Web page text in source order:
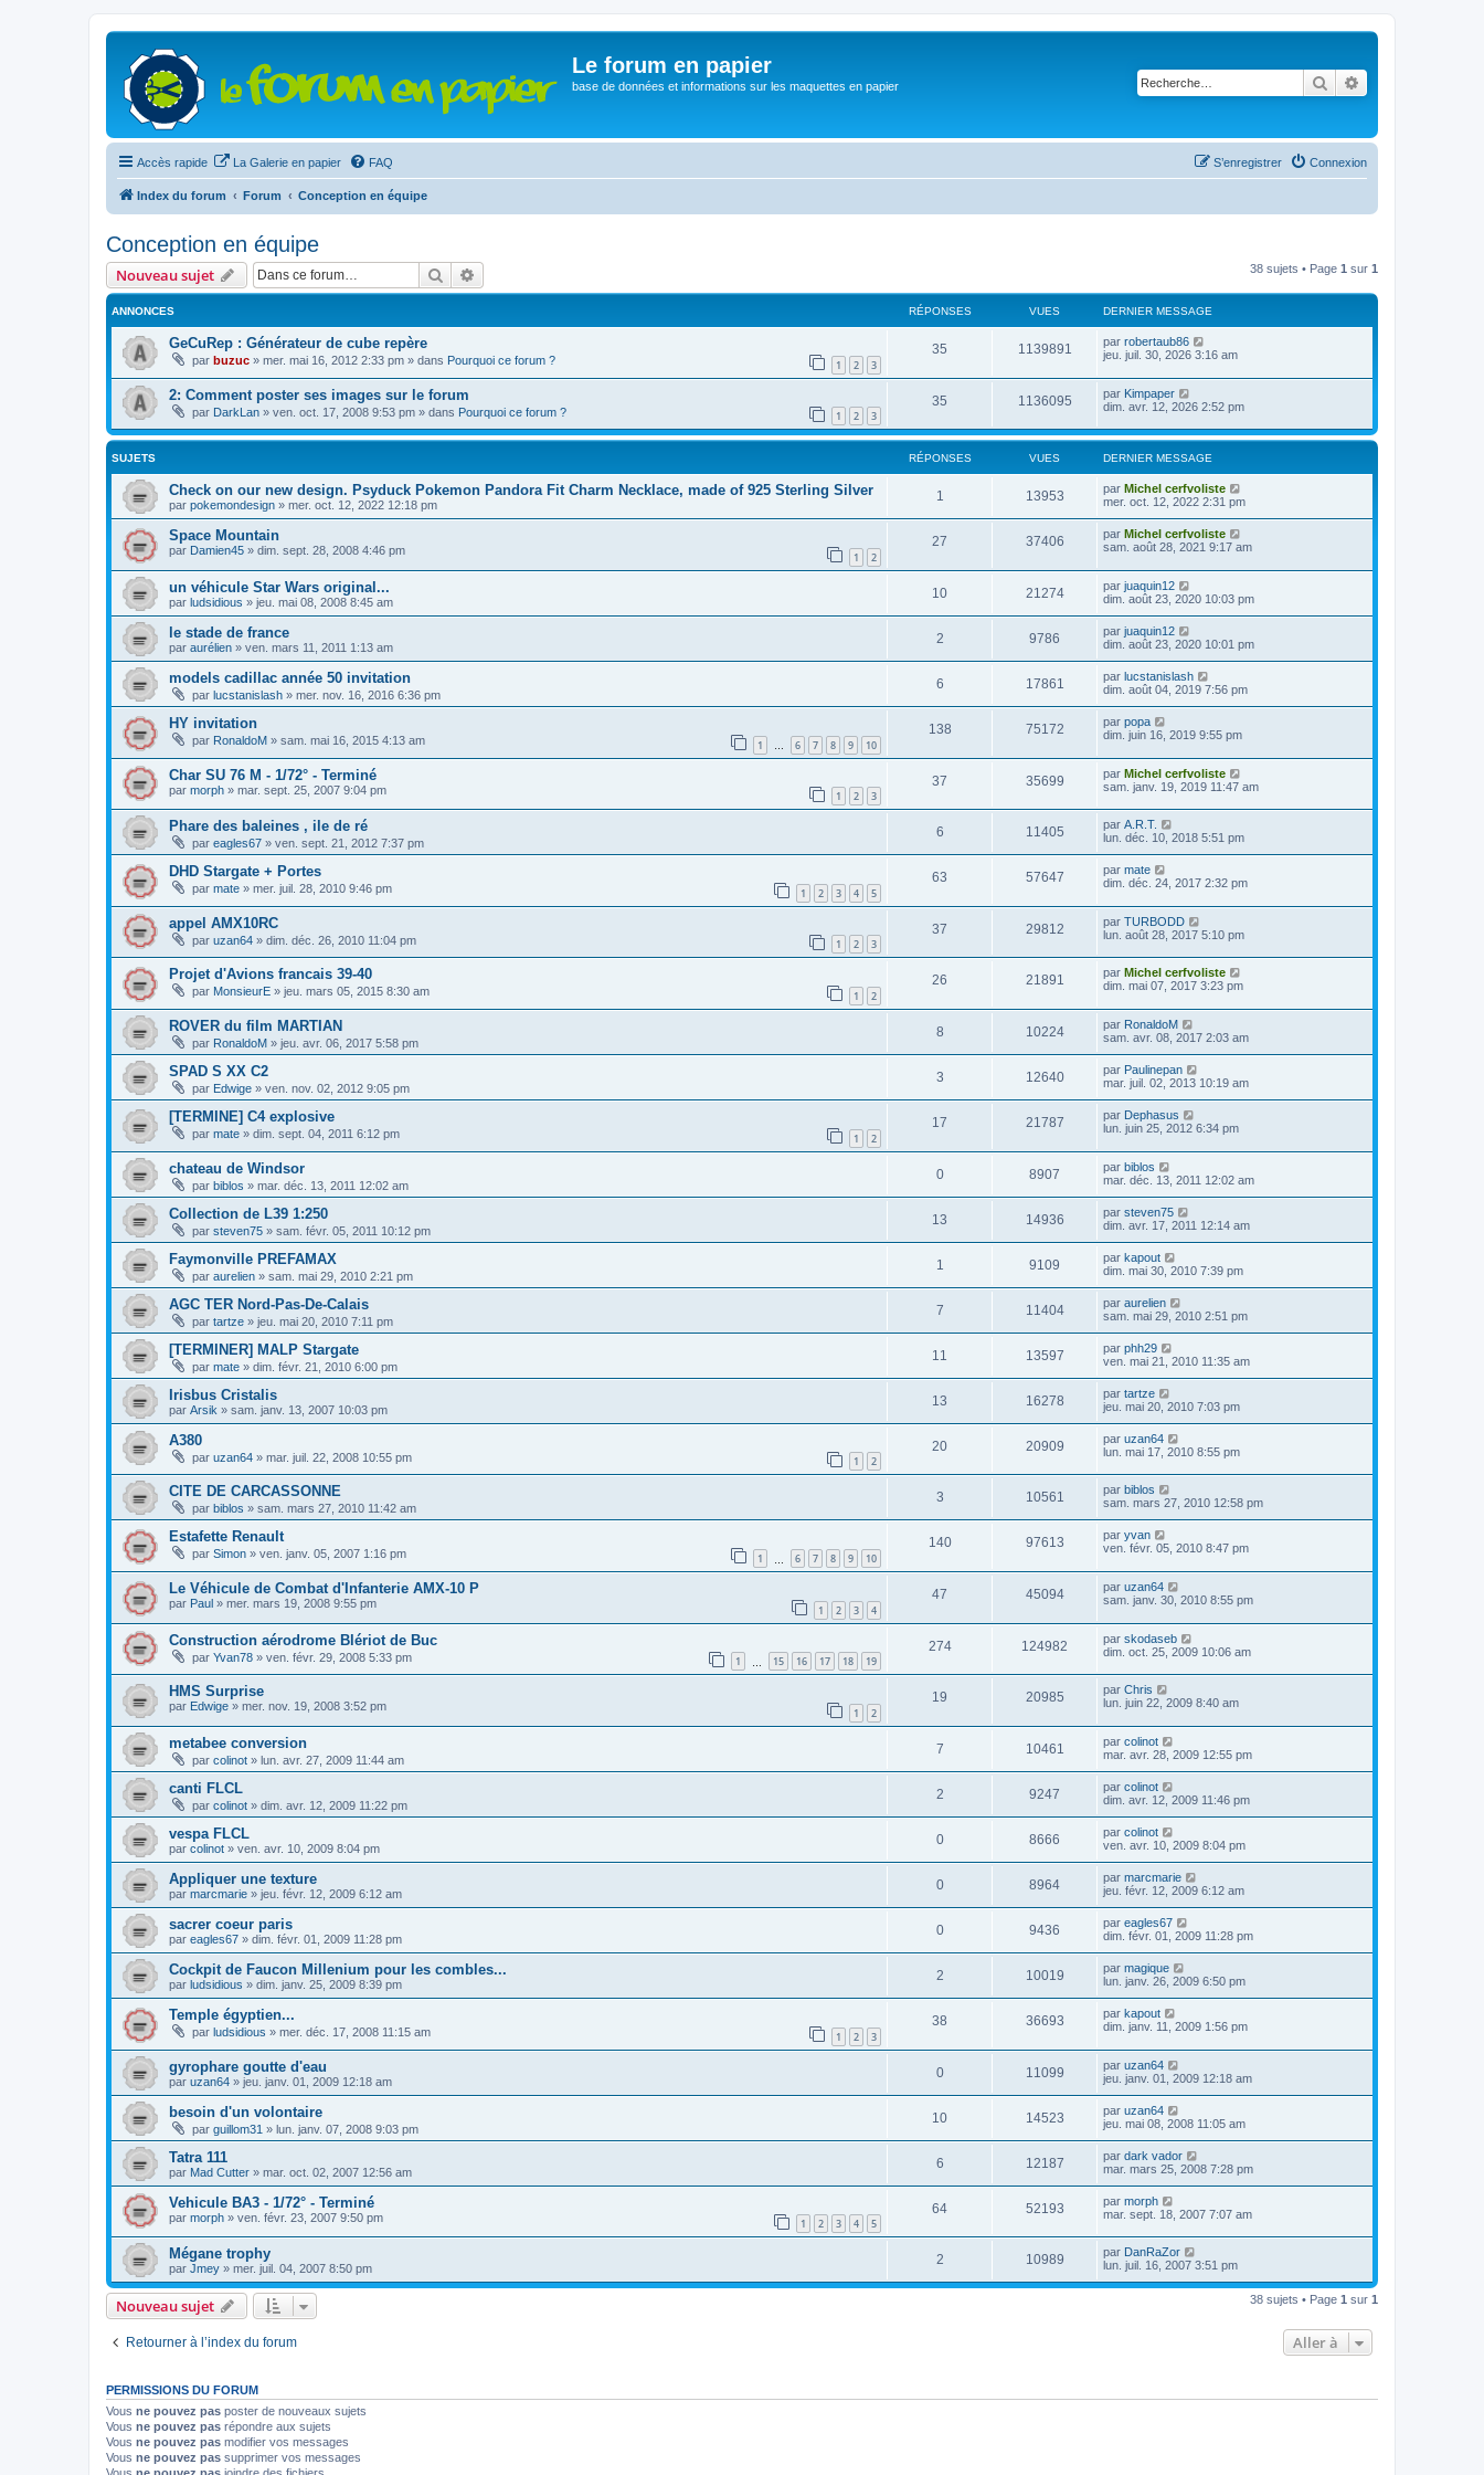
Le forum en papier
base de données et informations sur les maquettes en papier Rechercher
Accès rapide La Galerie en papier FAQ Connexion
S’enregistrer
Index du forum Forum Conception en équipe
Conception en équipe
Nouveau sujet Rechercher 38 sujets • Page 1 sur 1
ANNONCES RÉPONSES VUES DERNIER MESSAGE
GeCuRep : Générateur de cube repère
par buzuc » mer. mai 16, 2012 2:33 pm » dans Pourquoi ce forum ? 1 2 3
35 1139891 par robertaub86
jeu. juil. 30, 2026 3:16 am
2: Comment poster ses images sur le forum
par DarkLan » ven. oct. 17, 2008 9:53 pm » dans Pourquoi ce forum ? 1 2 3
35 1136095 par Kimpaper
dim. avr. 12, 2026 2:52 pm
SUJETS RÉPONSES VUES DERNIER MESSAGE
Check on our new design. Psyduck Pokemon Pandora Fit Charm Necklace, made of 925 Sterling Silver
par pokemondesign » mer. oct. 12, 2022 12:18 pm
1 13953 par Michel cerfvoliste
mer. oct. 12, 2022 2:31 pm
Space Mountain
par Damien45 » dim. sept. 28, 2008 4:46 pm 1 2
27 37406 par Michel cerfvoliste
sam. août 28, 2021 9:17 am
un véhicule Star Wars original...
par ludsidious » jeu. mai 08, 2008 8:45 am
10 21274 par juaquin12
dim. août 23, 2020 10:03 pm
le stade de france
par aurélien » ven. mars 11, 2011 1:13 am
2 9786 par juaquin12
dim. août 23, 2020 10:01 pm
models cadillac année 50 invitation
par lucstanislash » mer. nov. 16, 2016 6:36 pm
6 17861 par lucstanislash
dim. août 04, 2019 7:56 pm
HY invitation
par RonaldoM » sam. mai 16, 2015 4:13 am 1 … 6 7 8 9 10
138 75172 par popa
dim. juin 16, 2019 9:55 pm
Char SU 76 M - 1/72° - Terminé
par morph » mar. sept. 25, 2007 9:04 pm 1 2 3
37 35699 par Michel cerfvoliste
sam. janv. 19, 2019 11:47 am
Phare des baleines , ile de ré
par eagles67 » ven. sept. 21, 2012 7:37 pm
6 11405 par A.R.T.
lun. déc. 10, 2018 5:51 pm
DHD Stargate + Portes
par mate » mer. juil. 28, 2010 9:46 pm 1 2 3 4 5
63 57647 par mate
dim. déc. 24, 2017 2:32 pm
appel AMX10RC
par uzan64 » dim. déc. 26, 2010 11:04 pm 1 2 3
37 29812 par TURBODD
lun. août 28, 2017 5:10 pm
Projet d'Avions francais 39-40
par MonsieurE » jeu. mars 05, 2015 8:30 am 1 2
26 21891 par Michel cerfvoliste
dim. mai 07, 2017 3:23 pm
ROVER du film MARTIAN
par RonaldoM » jeu. avr. 06, 2017 5:58 pm
8 10224 par RonaldoM
sam. avr. 08, 2017 2:03 am
SPAD S XX C2
par Edwige » ven. nov. 02, 2012 9:05 pm
3 12640 par Paulinepan
mar. juil. 02, 2013 10:19 am
[TERMINE] C4 explosive
par mate » dim. sept. 04, 2011 6:12 pm 1 2
17 21787 par Dephasus
lun. juin 25, 2012 6:34 pm
chateau de Windsor
par biblos » mar. déc. 13, 2011 12:02 am
0 8907 par biblos
mar. déc. 13, 2011 12:02 am
Collection de L39 1:250
par steven75 » sam. févr. 05, 2011 10:12 pm
13 14936 par steven75
dim. avr. 17, 2011 12:14 am
Faymonville PREFAMAX
par aurelien » sam. mai 29, 2010 2:21 pm
1 9109 par kapout
dim. mai 30, 2010 7:39 pm
AGC TER Nord-Pas-De-Calais
par tartze » jeu. mai 20, 2010 7:11 pm
7 11404 par aurelien
sam. mai 29, 2010 2:51 pm
[TERMINER] MALP Stargate
par mate » dim. févr. 21, 2010 6:00 pm
11 13597 par phh29
ven. mai 21, 2010 11:35 am
Irisbus Cristalis
par Arsik » sam. janv. 13, 2007 10:03 pm
13 16278 par tartze
jeu. mai 20, 2010 7:03 pm
A380
par uzan64 » mar. juil. 22, 2008 10:55 pm 1 2
20 20909 par uzan64
lun. mai 17, 2010 8:55 pm
CITE DE CARCASSONNE
par biblos » sam. mars 27, 2010 11:42 am
3 10561 par biblos
sam. mars 27, 2010 12:58 pm
Estafette Renault
par Simon » ven. janv. 05, 2007 1:16 pm 1 6 7 8 9 10
140 97613 par yvan
ven. févr. 05, 2010 8:47 pm
Le Véhicule de Combat d'Infanterie AMX-10 P
par Paul » mer. mars 19, 2008 9:55 pm 1 2 3 4
47 45094 par uzan64
sam. janv. 30, 2010 8:55 pm
Construction aérodrome Blériot de Buc
par Yvan78 » ven. févr. 29, 2008 5:33 pm 1 15 16 17 18 19
274 124982 par skodaseb
dim. oct. 25, 2009 10:06 am
HMS Surprise
par Edwige » mer. nov. 19, 2008 3:52 pm 1 2
19 20985 par Chris
lun. juin 22, 2009 8:40 am
metabee conversion
par colinot » lun. avr. 27, 2009 11:44 am
7 10461 par colinot
mar. avr. 28, 2009 12:55 pm
canti FLCL
par colinot » dim. avr. 12, 2009 11:22 pm
2 9247 par colinot
dim. avr. 12, 2009 11:46 pm
vespa FLCL
par colinot » ven. avr. 10, 2009 8:04 pm
0 8666 par colinot
ven. avr. 10, 2009 8:04 pm
Appliquer une texture
par marcmarie » jeu. févr. 12, 2009 6:12 am
0 8964 par marcmarie
jeu. févr. 12, 2009 6:12 am
sacrer coeur paris
par eagles67 » dim. févr. 01, 2009 11:28 pm
0 9436 par eagles67
dim. févr. 01, 2009 11:28 pm
Cockpit de Faucon Millenium pour les combles...
par ludsidious » dim. janv. 25, 2009 8:39 pm
2 10019 par magique
lun. janv. 26, 2009 6:50 pm
Temple égyptien...
par ludsidious » mer. déc. 17, 2008 11:15 am 1 2 3
38 36693 par kapout
dim. janv. 11, 2009 1:56 pm
gyrophare goutte d'eau
par uzan64 » jeu. janv. 01, 2009 12:18 am
0 11099 par uzan64
jeu. janv. 01, 2009 12:18 am
besoin d'un volontaire
par guillom31 » lun. janv. 07, 2008 9:03 pm
10 14523 par uzan64
jeu. mai 08, 2008 11:05 am
Tatra 111
par Mad Cutter » mar. oct. 02, 2007 12:56 am
6 12187 par dark vador
mar. mars 25, 2008 7:28 pm
Vehicule BA3 - 1/72° - Terminé
par morph » ven. févr. 23, 2007 9:50 pm 1 2 3 4 5
64 52193 par morph
mar. sept. 18, 2007 7:07 am
Mégane trophy
par Jmey » mer. juil. 04, 2007 8:50 pm
2 10989 par DanRaZor
lun. juil. 16, 2007 3:51 pm
Nouveau sujet 38 sujets • Page 1 sur 1
Retourner à l’index du forum Aller à
PERMISSIONS DU FORUM
Vous ne pouvez pas poster de nouveaux sujets
Vous ne pouvez pas répondre aux sujets
Vous ne pouvez pas modifier vos messages
Vous ne pouvez pas supprimer vos messages